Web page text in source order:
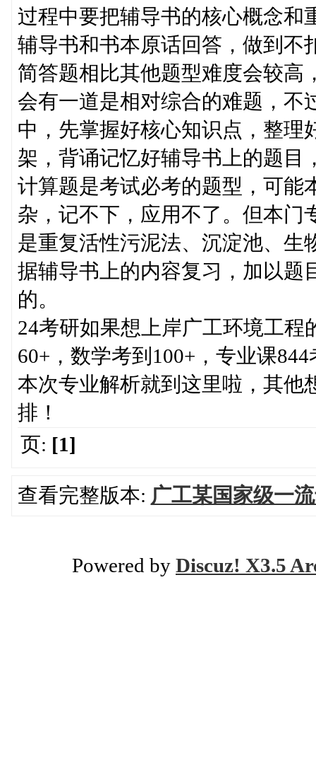
过程中要把辅导书的核心概念和
辅导书和书本原话回答，做到不
简答题相比其他题型难度会较高
会有一道是相对综合的难题，不
中，先掌握好核心知识点，整理
架，背诵记忆好辅导书上的题目
计算题是考试必考的题型，可能
杂，记不下，应用不了。但本门
是重复活性污泥法、沉淀池、生
据辅导书上的内容复习，加以题
的。
24考研如果想上岸广工环境工程
60+，数学考到100+，专业课
本次专业解析就到这里啦，其他
排！
页: [1]
查看完整版本: 广工某国家级一
Powered by Discuz! X3.5